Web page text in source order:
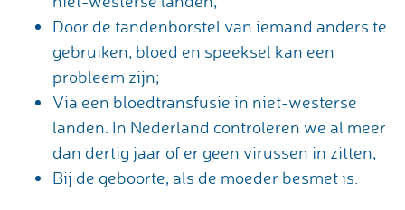
Door de tandenborstel van iemand anders te
gebruiken; bloed en speeksel kan een
probleem zijn;
Via een bloedtransfusie in niet-westerse
landen. In Nederland controleren we al meer
dan dertig jaar of er geen virussen in zitten;
Bij de geboorte, als de moeder besmet is.